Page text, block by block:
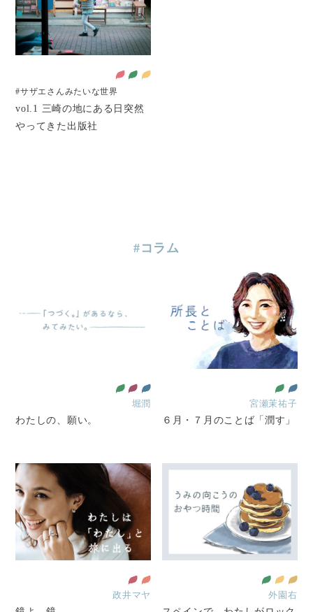
#サザエさんみたいな世界
vol.1 三崎の地にある日突然
やってきた出版社
#コラム
堀潤
わたしの、願い。
宮瀬茉祐子
６月・７月のことば「潤す」
政井マヤ 外園右